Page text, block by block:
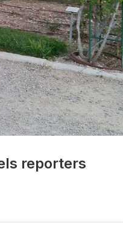
reporters